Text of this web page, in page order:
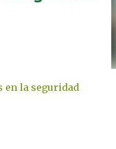
en la seguridad